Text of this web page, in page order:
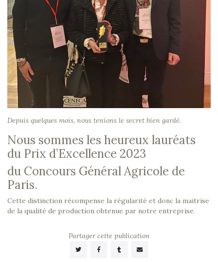
Depuis quelques mois, nous tenions le secret bien gardé.
Nous sommes les heureux lauréats
du Prix d’Excellence 2023
du Concours Général Agricole de
Paris.
Cette distinction récompense la régularité et donc la maitrise
de la qualité de production obtenue par notre entreprise.
Partager cette publication